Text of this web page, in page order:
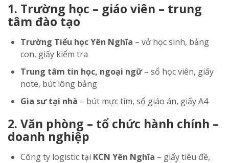
1. Trường học – giáo viên – trung
tâm đào tạo
Trường Tiểu học Yên Nghĩa – vở học sinh, bảng
con, giấy kiểm tra
Trung tâm tin học, ngoại ngữ– sổ học viên, giấy
note, bút lông bảng
Gia sư tại nhà – bút mực tím, sổ giáo án, giấy A4
2. Văn phòng – tổ chức hành chính –
doanh nghiệp
Công ty logistic tại KCN Yên Nghĩa – giấy tiêu đề,